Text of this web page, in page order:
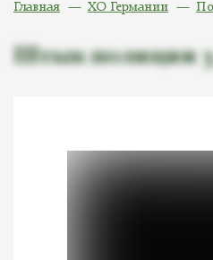
Главная ХО Германии
Штык полиции 3